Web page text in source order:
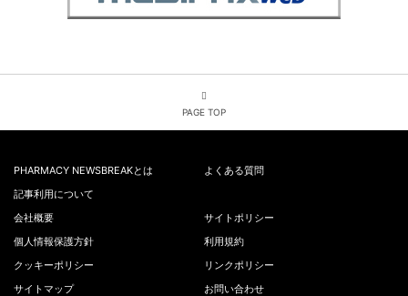
PAGE TOP
PHARMACY NEWSBREAKとは
よくある質問
記事利用について
会社概要
サイトポリシー
個人情報保護方針
利用規約
クッキーポリシー
リンクポリシー
サイトマップ
お問い合わせ